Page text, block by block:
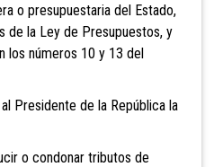
o presupuestaria del Estado,
de la Ley de Presupuestos, y
los números 10 y 13 del
Presidente de la República la
o condonar tributos de